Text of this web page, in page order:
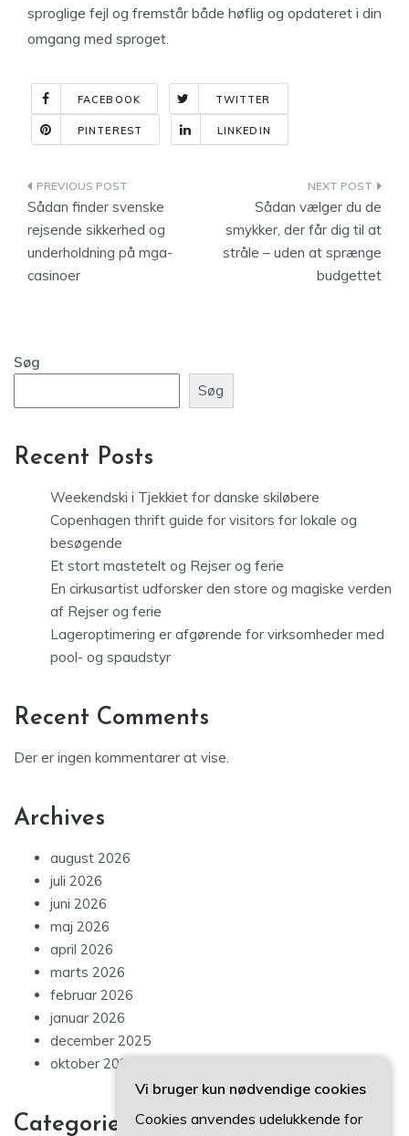
sproglige fejl og fremstår både høflig og opdateret i din
omgang med sproget.
FACEBOOK TWITTER
PINTEREST LINKEDIN
Indlægsnavigation
Sådan finder svenske
rejsende sikkerhed og
underholdning på mga-
casinoer
Sådan vælger du de
smykker, der får dig til at
stråle – uden at sprænge
budgettet
Søg
Søg
Recent Posts
Weekendski i Tjekkiet for danske skiløbere
Copenhagen thrift guide for visitors for lokale og
besøgende
Et stort mastetelt og Rejser og ferie
En cirkusartist udforsker den store og magiske verden
af Rejser og ferie
Lageroptimering er afgørende for virksomheder med
pool- og spaudstyr
Recent Comments
Der er ingen kommentarer at vise.
Archives
august 2026
juli 2026
juni 2026
maj 2026
april 2026
marts 2026
februar 2026
januar 2026
december 2025
oktober 2025
Categories
Vi bruger kun nødvendige cookies
Cookies anvendes udelukkende for